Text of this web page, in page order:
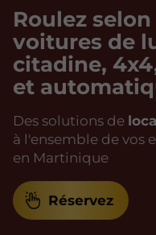
Roulez
voitures de
citadine,
et
Des solutions de
à l'ensemble de vos
en Martinique
Réservez